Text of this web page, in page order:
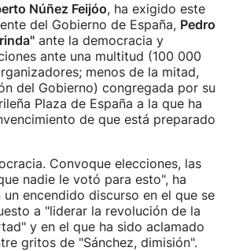
Núñez Feijóo, ha exigido este
del Gobierno de España, Pedro
ante la democracia y
ante una multitud (100 000
menos de la mitad,
del Gobierno) congregada por su
Plaza de España a la que ha
de que está preparado
Convoque elecciones, las
nadie le votó para esto", ha
encendido discurso en el que se
a "liderar la revolución de la
y en el que ha sido aclamado
gritos de "Sánchez, dimisión".